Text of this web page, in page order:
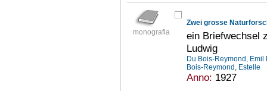
monografia
Zwei grosse
ein Briefwechsel
Ludwig
Du Bois-Reymond,
Bois-Reymond, Estelle
Anno: 1927